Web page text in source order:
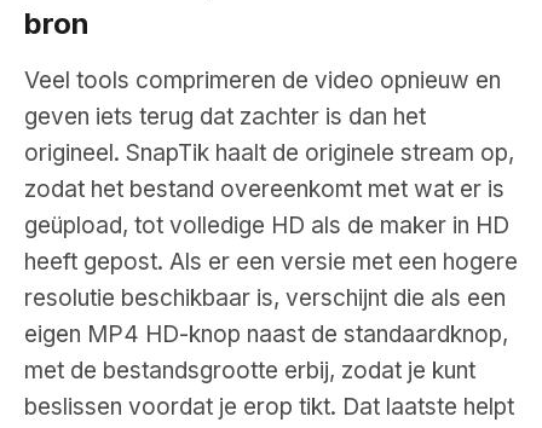
bron
Veel tools comprimeren de video opnieuw en
geven iets terug dat zachter is dan het
origineel. SnapTik haalt de originele stream op,
zodat het bestand overeenkomt met wat er is
geüpload, tot volledige HD als de maker in HD
heeft gepost. Als er een versie met een hogere
resolutie beschikbaar is, verschijnt die als een
eigen MP4 HD-knop naast de standaardknop,
met de bestandsgrootte erbij, zodat je kunt
beslissen voordat je erop tikt. Dat laatste helpt